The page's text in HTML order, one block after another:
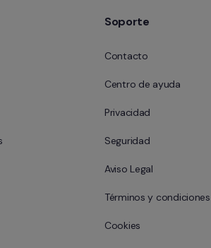
Soporte
Contacto
Centro de ayuda
Privacidad
Seguridad
Aviso Legal
Términos y condiciones
Cookies